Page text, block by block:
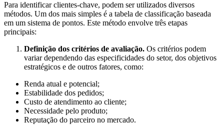
Para identificar clientes-chave, podem ser utilizados diversos
métodos. Um dos mais simples é a tabela de classificação baseada
em um sistema de pontos. Este método envolve três etapas
principais:
Definição dos critérios de avaliação. Os critérios podem
variar dependendo das especificidades do setor, dos objetivos
estratégicos e de outros fatores, como:
Renda atual e potencial;
Estabilidade dos pedidos;
Custo de atendimento ao cliente;
Necessidade pelo produto;
Reputação do parceiro no mercado.